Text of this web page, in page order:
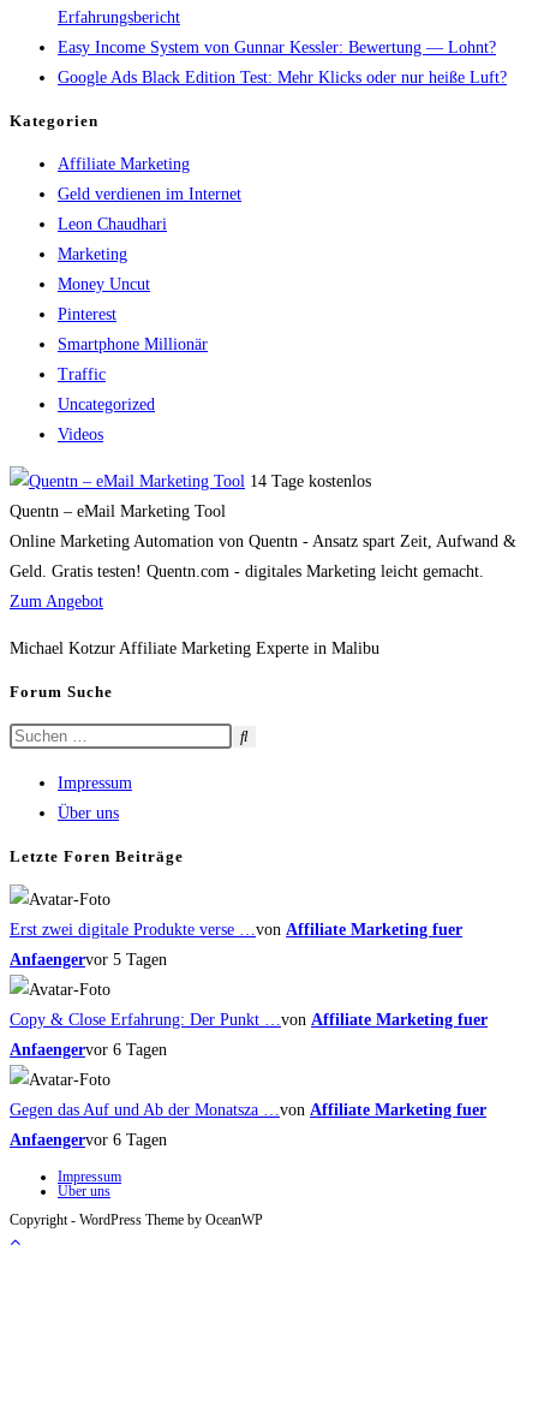
Erfahrungsbericht
Easy Income System von Gunnar Kessler: Bewertung — Lohnt?
Google Ads Black Edition Test: Mehr Klicks oder nur heiße Luft?
Kategorien
Affiliate Marketing
Geld verdienen im Internet
Leon Chaudhari
Marketing
Money Uncut
Pinterest
Smartphone Millionär
Traffic
Uncategorized
Videos
14 Tage kostenlos
Quentn – eMail Marketing Tool
Online Marketing Automation von Quentn - Ansatz spart Zeit, Aufwand &
Geld. Gratis testen! Quentn.com - digitales Marketing leicht gemacht.
Zum Angebot
Michael Kotzur Affiliate Marketing Experte in Malibu
Forum Suche
Impressum
Über uns
Letzte Foren Beiträge
Erst zwei digitale Produkte verse …von Affiliate Marketing fuer
Anfaengervor 5 Tagen
Copy & Close Erfahrung: Der Punkt …von Affiliate Marketing fuer
Anfaengervor 6 Tagen
Gegen das Auf und Ab der Monatsza …von Affiliate Marketing fuer
Anfaengervor 6 Tagen
Impressum
Über uns
Copyright - WordPress Theme by OceanWP